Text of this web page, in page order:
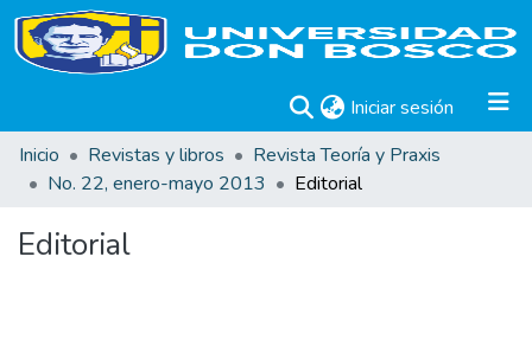
Iniciar sesión (current)
Inicio
Revistas y libros
Revista Teoría y Praxis
No. 22, enero-mayo 2013
Editorial
Editorial